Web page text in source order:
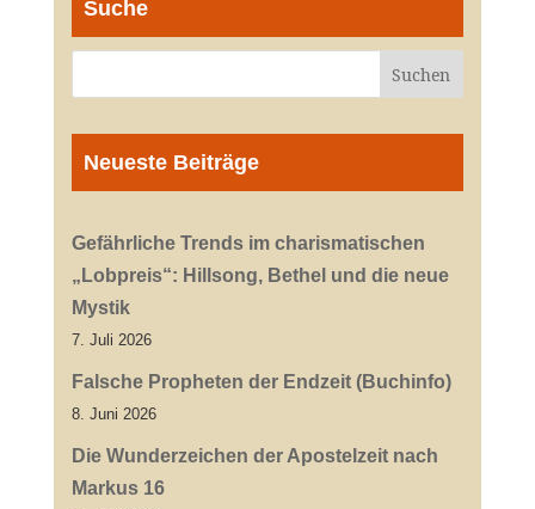
Suche
Neueste Beiträge
Gefährliche Trends im charismatischen
„Lobpreis“: Hillsong, Bethel und die neue
Mystik
7. Juli 2026
Falsche Propheten der Endzeit (Buchinfo)
8. Juni 2026
Die Wunderzeichen der Apostelzeit nach
Markus 16